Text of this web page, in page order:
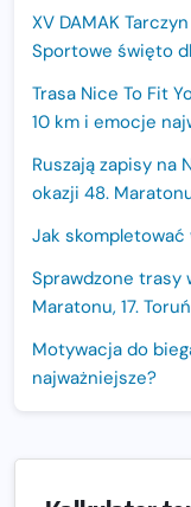
XV DAMAK
Sportowe święto
Trasa Nice To Fit
10 km i emocje
Ruszają zapisy na
okazji 48.
Jak
Sprawdzone trasy
Maratonu, 17.
Motywacja do
najważniejsze?